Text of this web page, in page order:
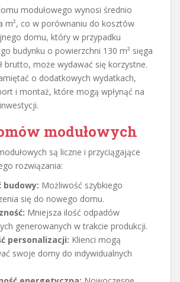
modułowego wynosi średnio
m², co w porównaniu do kosztów
domu, który w przypadku
budynku o powierzchni 130 m² sięga
brutto, może wydawać się korzystne.
o dodatkowych wydatkach,
i montaż, które mogą wpłynąć na
modułowych
są liczne i przyciągające
rozwiązania:
budowy: Możliwość szybkiego
się do nowego domu.
Mniejsza ilość odpadów
generowanych w trakcie produkcji.
personalizacji: Klienci mogą
swoje domy do indywidualnych